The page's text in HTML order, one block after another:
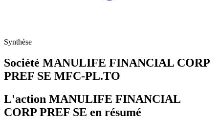
Synthèse
Société MANULIFE FINANCIAL CORP
PREF SE MFC-PL.TO
L'action MANULIFE FINANCIAL
CORP PREF SE en résumé